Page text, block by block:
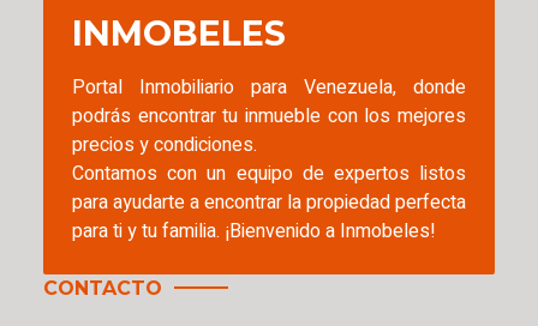
INMOBELES
Portal Inmobiliario para Venezuela, donde
podrás encontrar tu inmueble con los mejores
precios y condiciones.
Contamos con un equipo de expertos listos
para ayudarte a encontrar la propiedad perfecta
para ti y tu familia. ¡Bienvenido a Inmobeles!
CONTACTO